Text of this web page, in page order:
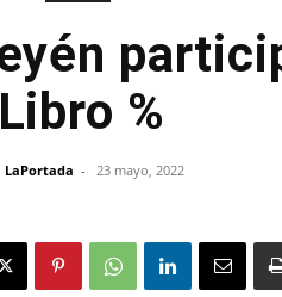
Libro %
LaPortada - 23 mayo, 2022